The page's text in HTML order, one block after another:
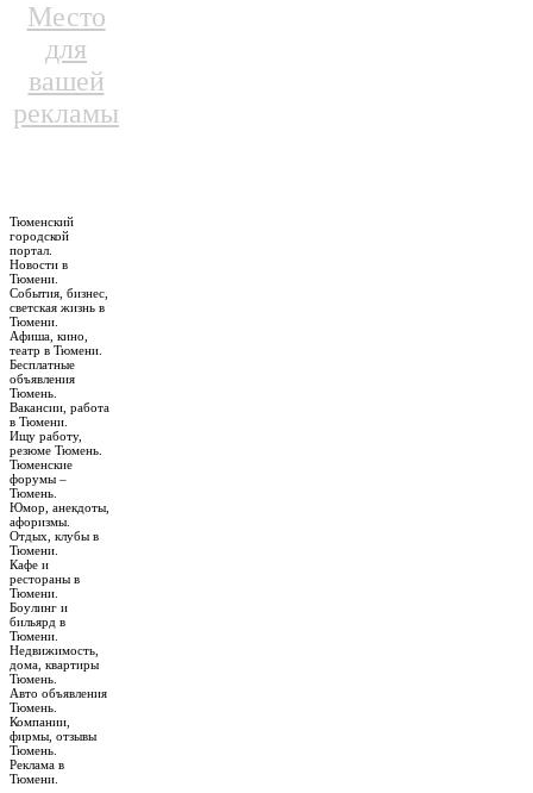
Место
для
вашей
рекламы
Тюменский
городской
портал.
Новости в
Тюмени.
События, бизнес,
светская жизнь в
Тюмени.
Афиша, кино,
театр в Тюмени.
Бесплатные
объявления
Тюмень.
Вакансии, работа
в Тюмени.
Ищу работу,
резюме Тюмень.
Тюменские
форумы –
Тюмень.
Юмор, анекдоты,
афоризмы.
Отдых, клубы в
Тюмени.
Кафе и
рестораны в
Тюмени.
Боулинг и
бильярд в
Тюмени.
Недвижимость,
дома, квартиры
Тюмень.
Авто объявления
Тюмень.
Компании,
фирмы, отзывы
Тюмень.
Реклама в
Тюмени.